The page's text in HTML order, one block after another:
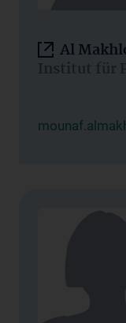
Al
Institut für